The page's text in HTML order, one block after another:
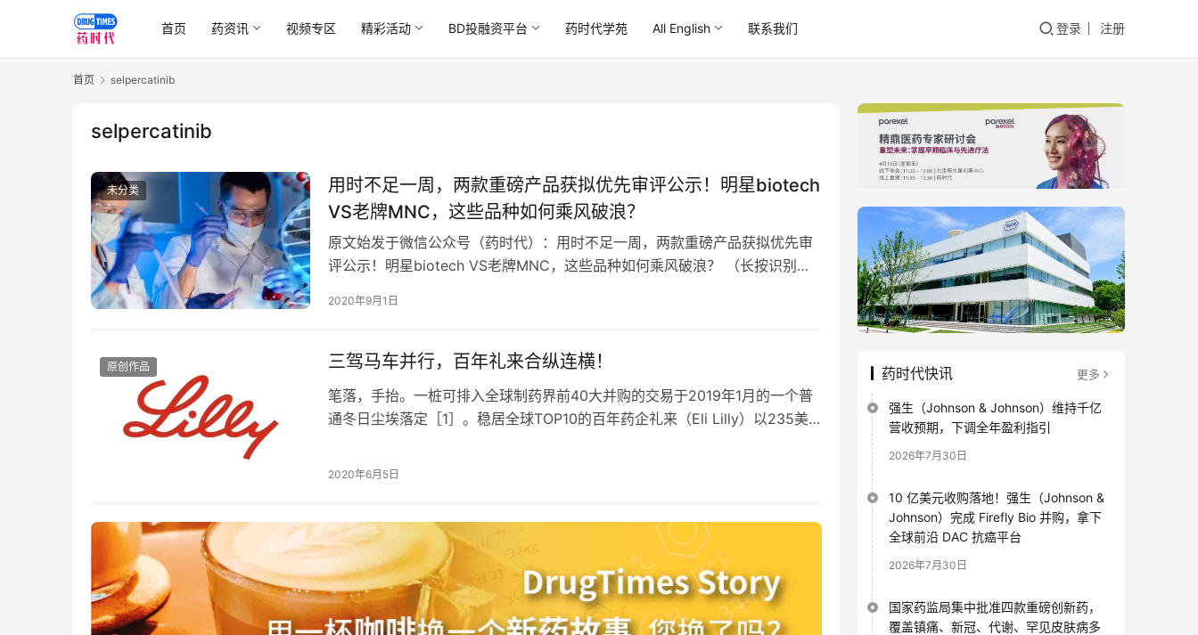
首页 药资讯 视频专区 精彩活动 BD投融资平台 药时代学苑 All English 联系我们 登录 注册
首页 selpercatinib
selpercatinib
未分类
用时不足一周，两款重磅产品获拟优先审评公示！明星biotech
VS老牌MNC，这些品种如何乘风破浪？
原文始发于微信公众号（药时代）：用时不足一周，两款重磅产品获拟优先审
评公示！明星biotech VS老牌MNC，这些品种如何乘风破浪？ （长按识别二
2020年9月1日
原创作品 三驾马车并行，百年礼来合纵连横！
笔落，手抬。一桩可排入全球制药界前40大并购的交易于2019年1月的一个普
通冬日尘埃落定［1］。稳居全球TOP10的百年药企礼来（Eli Lilly）以235美
2020年6月5日
药时代快讯 更多
强生（Johnson & Johnson）维持千亿
营收预期，下调全年盈利指引
2026年7月30日
10 亿美元收购落地！强生（Johnson &
Johnson）完成 Firefly Bio 并购，拿下
全球前沿 DAC 抗癌平台
2026年7月30日
国家药监局集中批准四款重磅创新药，
覆盖镇痛、新冠、代谢、罕见皮肤病多